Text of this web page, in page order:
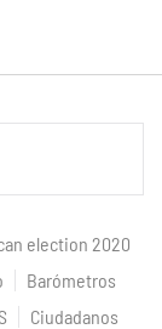
election 2020
Barómetros
Ciudadanos